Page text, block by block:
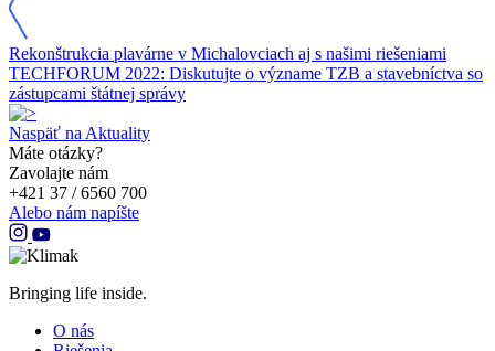
Rekonštrukcia plavárne v Michalovciach aj s našimi riešeniami
TECHFORUM 2022: Diskutujte o význame TZB a stavebníctva so
zástupcami štátnej správy
Naspäť na Aktuality
Máte otázky?
Zavolajte nám
+421 37 / 6560 700
Alebo nám napíšte
Bringing life inside.
O nás